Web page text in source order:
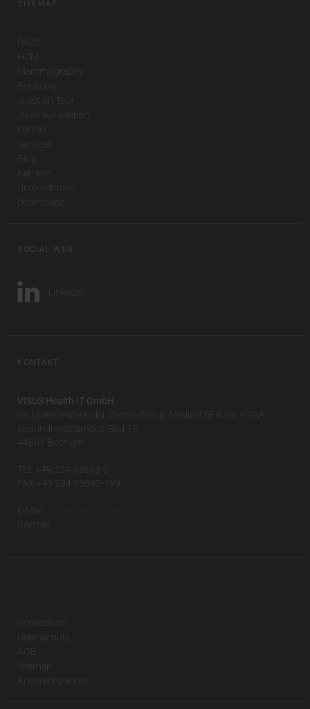
SITEMAP
PACS
HCM
Mammography
Beratung
JiveX on Tour
JiveX live erleben
Partner
Services
Blog
Karriere
Unternehmen
Downloads
SOCIAL WEB
LinkedIn
KONTAKT
VISUS Health IT GmbH
ein Unternehmen der CompuGroup Medical SE & Co. KGaA
Gesundheitscampus-Süd 15
44801 Bochum
TEL +49 234 93693-0
FAX +49 234 93693-199
E-Mail:
info(at)visus.com
Internet:
www.visus.com
Impressum
Datenschutz
AGB
Sitemap
Ansprechpartner